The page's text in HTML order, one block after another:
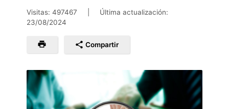
Visitas: 497467
Última actualización:
23/08/2024
Compartir